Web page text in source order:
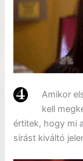
Amikor
kell
értitek, hogy mi
sírást kiváltó